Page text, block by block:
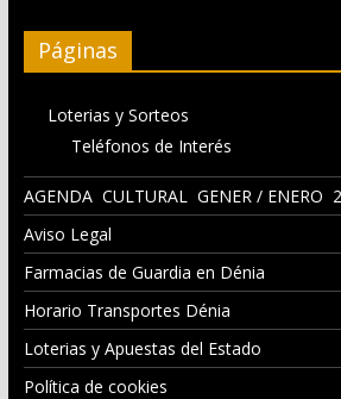
Páginas
Loterias y Sorteos
Teléfonos de Interés
AGENDA CULTURAL GENER / ENERO
Aviso Legal
Farmacias de Guardia en Dénia
Horario Transportes Dénia
Loterias y Apuestas del Estado
Política de cookies